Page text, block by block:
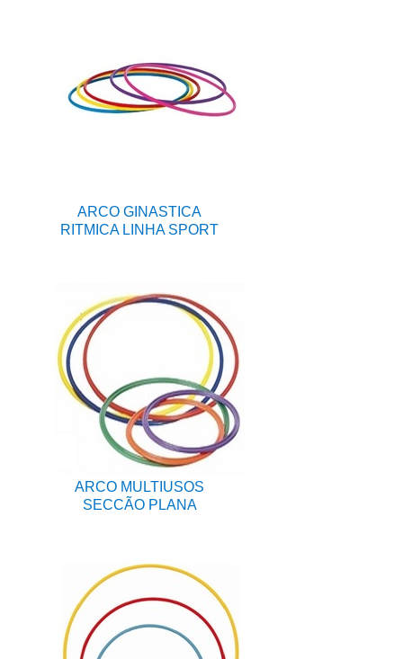
ARCO GINASTICA
RITMICA LINHA SPORT
ARCO MULTIUSOS
SECCÃO PLANA